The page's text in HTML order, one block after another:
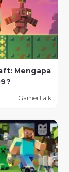
Mengapa
GamerTalk